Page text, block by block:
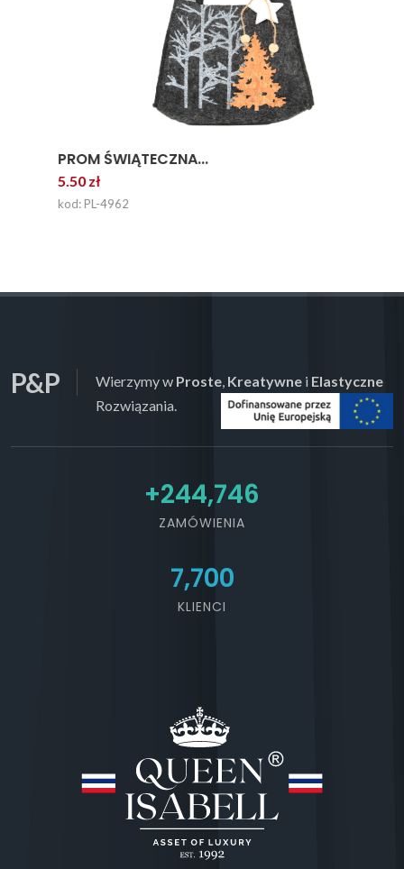
PROM ŚWIĄTECZNA...
kod: PL-4962
P&P Wierzymy w Proste, Kreatywne i Elastyczne
Rozwiązania.
+276,320
ZAMÓWIENIA
7,700
KLIENCI